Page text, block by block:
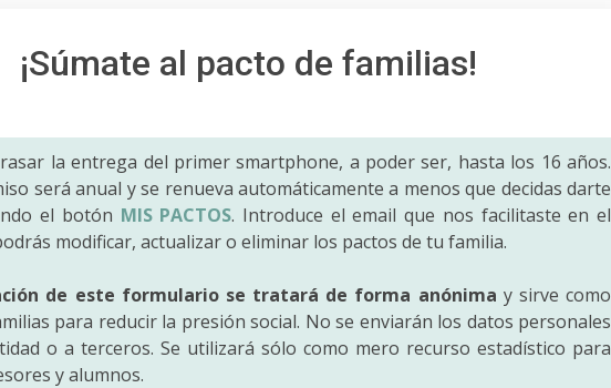
¡Súmate al pacto de familias!
la entrega del primer smartphone, a poder ser, hasta los 16 años.
será anual y se renueva automáticamente a menos que decidas darte
el botón MIS PACTOS. Introduce el email que nos facilitaste en el
modificar, actualizar o eliminar los pactos de tu familia.
de este formulario se tratará de forma anónima y sirve como
para reducir la presión social. No se enviarán los datos personales
o a terceros. Se utilizará sólo como mero recurso estadístico para
y alumnos.